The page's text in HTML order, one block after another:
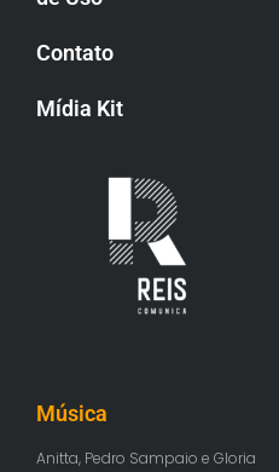
Contato
Mídia Kit
Música
Anitta, Pedro Sampaio e Gloria